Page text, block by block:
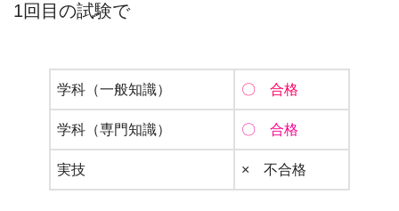
1回目の試験で
学科（一般知識） 〇 合格
学科（専門知識） 〇 合格
実技 × 不合格